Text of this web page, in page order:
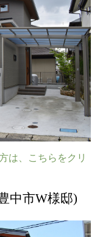
は、こちらをクリ
中市W様邸)